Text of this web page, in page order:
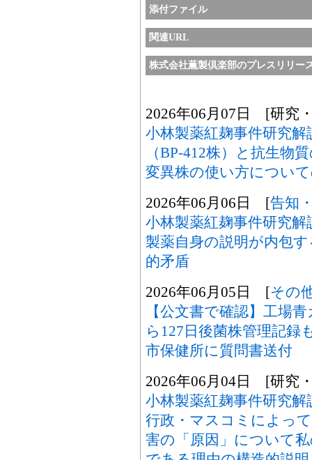
添付ファイル
関連URL
株式会社薫製倶楽部のプレスリリー
2026年06月07日 [研究
小林製薬紅麹事件研究
（BP-412株）と抗生
変異株の使い方につい
2026年06月06日 [告知
小林製薬紅麹事件研究
製薬自身の説明が内包
的矛盾
2026年06月05日 [その
【公文書で確認】工場
ら127日後菌株管理記録
市保健所に質問書送付
2026年06月04日 [研究
小林製薬紅麹事件研究
行政・マスコミによっ
害の「原因」について